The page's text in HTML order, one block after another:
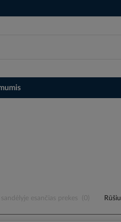
esančias prekes (0)